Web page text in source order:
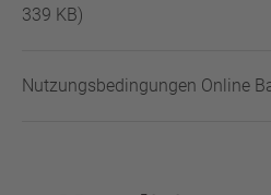
339 KB)
Nutzungsbedingungen Online